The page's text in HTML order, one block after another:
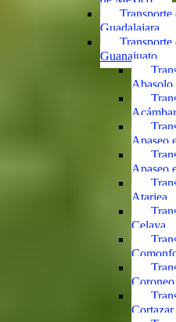
Transporte
Guadalajara
Transporte
Guanajuato
Abasolo
Apaseo
Apaseo
Atarjea
Celaya
Coroneo
Cortazar